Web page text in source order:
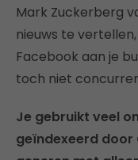
Mark Zuckerberg
nieuws te
Facebook aan je
toch niet
Je gebruikt veel
geïndexeerd